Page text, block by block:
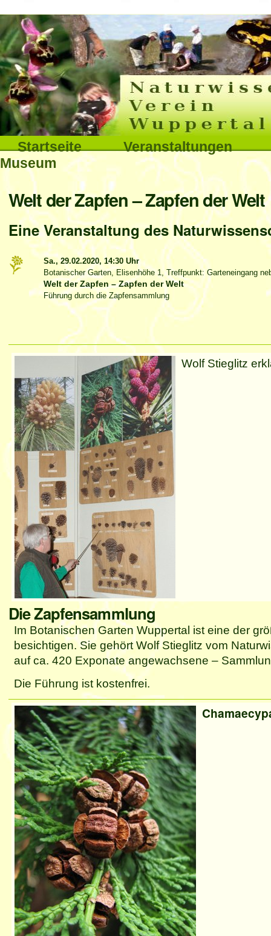
Direkt
zum
Inhalt
|
Direkt
zur
Navigation
Sektionen
Startseite
Veranstaltungen
Museum
Benutzerspezifische
Werkzeuge
Interna
Welt der Zapfen – Zapfen der Welt
Eine Veranstaltung des
Sa., 29.02.2020, 14:30 Uhr
Botanischer Garten, Elisenhöhe 1, Treffpunkt: Garteneingang
Welt der Zapfen – Zapfen der Welt
Führung durch die Zapfensammlung
Wolf Stieglitz
Die Zapfensammlung
Im Botanischen Garten Wuppertal ist eine der
besichtigen. Sie gehört Wolf Stieglitz vom
auf ca. 420 Exponate angewachsene –
Die Führung ist kostenfrei.